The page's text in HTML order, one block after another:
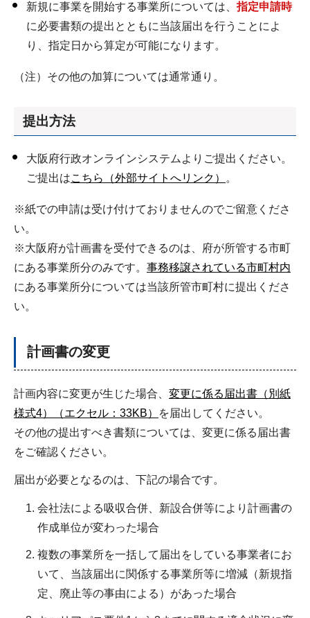
新規に事業を開始する事業所については、 指定申請時
に必要書類の提出とともに当該届出を行うことによ
り、指定日から算定が可能になります。
（注）その他の加算については通常通り。
提出方法
大阪府行政オンラインシステムよりご提出ください。
ご提出はこちら（外部サイトへリンク） 。
※紙での申請は受け付けておりませんのでご留意くださ
い。
※大阪府が計画書を受付できるのは、府が所管する市町
にある事業所分のみです。 事務移譲されている市町村内
にある事業所分については当該所管市町村に提出くださ
い。
計画書の変更
計画内容に変更が生じた場合、 変更に係る届出書（別紙
様式4）（エクセル：33KB）
を届出してください。
その他の提出すべき書類については、変更に係る届出書
をご確認ください。
届出が必要となるのは、下記の場合です。
会社法による吸収合併、新設合併等により計画書の
作成単位が変わった場合
複数の事業所を一括して届出をしている事業者にお
いて、当該届出に関係する事業所等に増減（新規指
定、廃止等の事由による）があった場合